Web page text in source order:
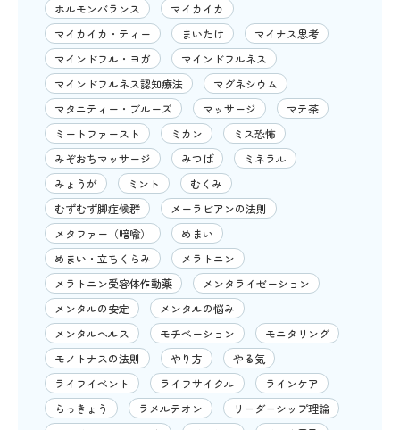
ホルモンバランス
マイカイカ
マイカイカ・ティー
まいたけ
マイナス思考
マインドフル・ヨガ
マインドフルネス
マインドフルネス認知療法
マグネシウム
マタニティー・ブルーズ
マッサージ
マテ茶
ミートファースト
ミカン
ミス恐怖
みぞおちマッサージ
みつば
ミネラル
みょうが
ミント
むくみ
むずむず脚症候群
メーラビアンの法則
メタファー（暗喩）
めまい
めまい・立ちくらみ
メラトニン
メラトニン受容体作動薬
メンタライゼーション
メンタルの安定
メンタルの悩み
メンタルヘルス
モチベーション
モニタリング
モノトナスの法則
やり方
やる気
ライフイベント
ライフサイクル
ラインケア
らっきょう
ラメルテオン
リーダーシップ理論